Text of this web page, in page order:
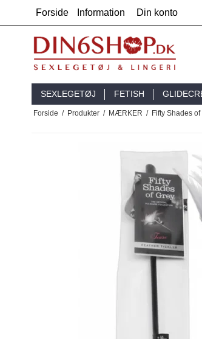
Forside Information Din konto
SEXLEGETØJ FETISH
Forside / Produkter / MÆRKER / Fifty Shades of